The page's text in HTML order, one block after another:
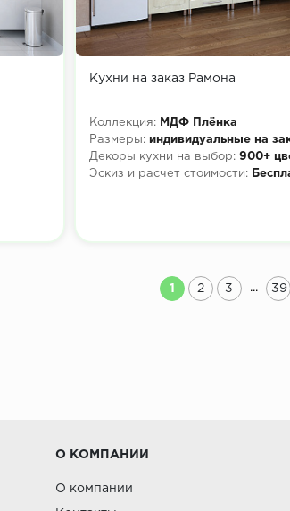
Кухни на заказ Рамона
Коллекция:
МДФ Плёнка
Размеры: индивидуальные на
Декоры кухни на выбор: 900+
Эскиз и расчет стоимости:
1 2 3 ... 39
О КОМПАНИИ
О компании